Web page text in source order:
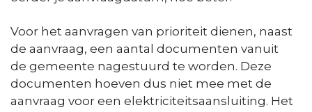
Voor het aanvragen van prioriteit dienen, naast
de aanvraag, een aantal documenten vanuit
de gemeente nagestuurd te worden. Deze
documenten hoeven dus niet mee met de
aanvraag voor een elektriciteitsaansluiting. Het